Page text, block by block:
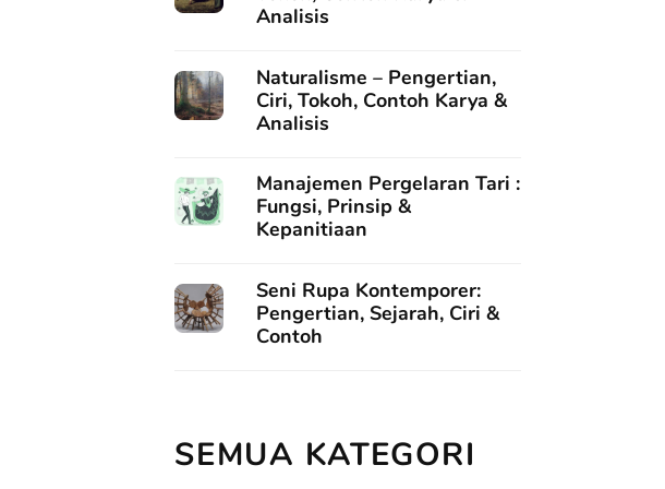
Analisis
Naturalisme – Pengertian,
Ciri, Tokoh, Contoh Karya &
Analisis
Manajemen Pergelaran Tari :
Fungsi, Prinsip &
Kepanitiaan
Seni Rupa Kontemporer:
Pengertian, Sejarah, Ciri &
Contoh
SEMUA KATEGORI